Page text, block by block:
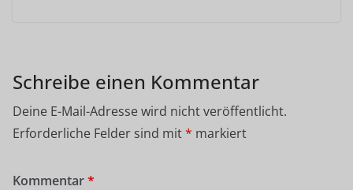
Schreibe einen Kommentar
Deine E-Mail-Adresse wird nicht veröffentlicht.
Erforderliche Felder sind mit* markiert
Kommentar*